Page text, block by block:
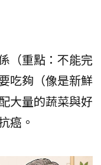
（重點：不能完
吃夠（像是新鮮
大量的蔬菜與好
癌。